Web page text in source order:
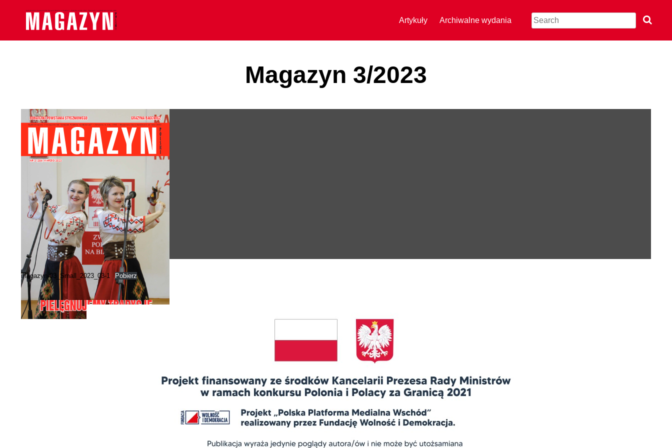
Artykuły Archiwalne wydania
Magazyn 3/2023
magazyn-03_Small_2023_03-1 Pobierz